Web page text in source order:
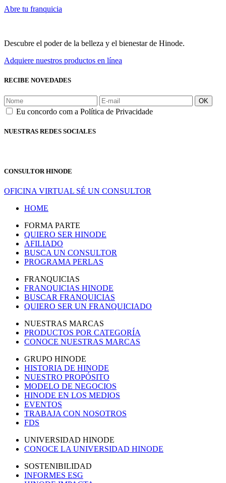
Abre tu franquicia
Descubre el poder de la belleza y el bienestar de Hinode.
Adquiere nuestros productos en línea
RECIBE NOVEDADES
OK
Eu concordo com a Política de Privacidade
NUESTRAS REDES SOCIALES
CONSULTOR HINODE
OFICINA VIRTUAL SÉ UN CONSULTOR
HOME
FORMA PARTE
QUIERO SER HINODE
AFILIADO
BUSCA UN CONSULTOR
PROGRAMA PERLAS
FRANQUICIAS
FRANQUICIAS HINODE
BUSCAR FRANQUICIAS
QUIERO SER UN FRANQUICIADO
NUESTRAS MARCAS
PRODUCTOS POR CATEGORÍA
CONOCE NUESTRAS MARCAS
GRUPO HINODE
HISTORIA DE HINODE
NUESTRO PROPÓSITO
MODELO DE NEGOCIOS
HINODE EN LOS MEDIOS
EVENTOS
TRABAJA CON NOSOTROS
FDS
UNIVERSIDAD HINODE
CONOCE LA UNIVERSIDAD HINODE
SOSTENIBILIDAD
INFORMES ESG